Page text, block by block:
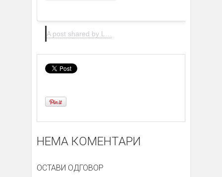
НЕМА КОМЕНТАРИ
ОСТАВИ ОДГОВОР